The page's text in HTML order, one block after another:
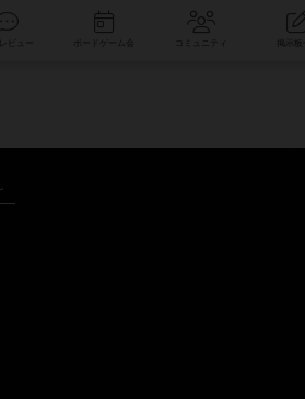
コミュニティ